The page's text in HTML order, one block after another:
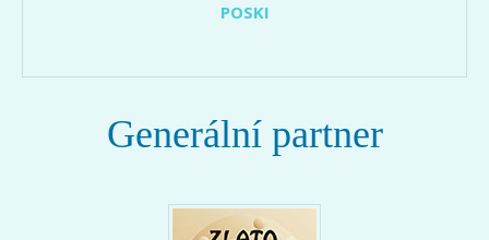
POSKI
Generální partner